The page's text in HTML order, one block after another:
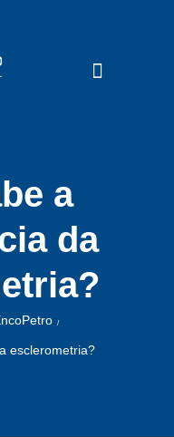
a
da
/
esclerometria?